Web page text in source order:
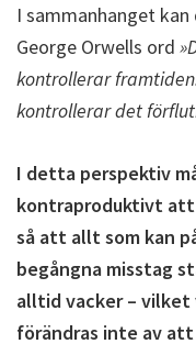
I sammanhanget
George Orwells ord
kontrollerar
kontrollerar det
I detta perspektiv
kontraproduktivt
så att allt som kan
begångna misstag
alltid vacker – vilket
förändras inte av